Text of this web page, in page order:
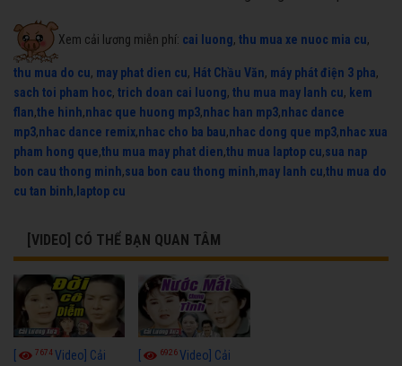
Xem cải lương miễn phí: cai luong, thu mua xe nuoc mia cu,
thu mua do cu, may phat dien cu, Hát Chầu Văn, máy phát điện 3 pha,
sach toi pham hoc, trich doan cai luong, thu mua may lanh cu, kem
flan,the hinh,nhac que huong mp3,nhac han mp3,nhac dance
mp3,nhac dance remix,nhac cho ba bau,nhac dong que mp3,nhac xua
pham hong que,thu mua may phat dien,thu mua laptop cu,sua nap
bon cau thong minh,sua bon cau thong minh,may lanh cu,thu mua do
cu tan binh, laptop cu
[VIDEO] CÓ THỂ BẠN QUAN TÂM
7674Video] Cải
6926Video] Cải